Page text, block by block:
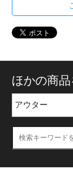
ほかの商